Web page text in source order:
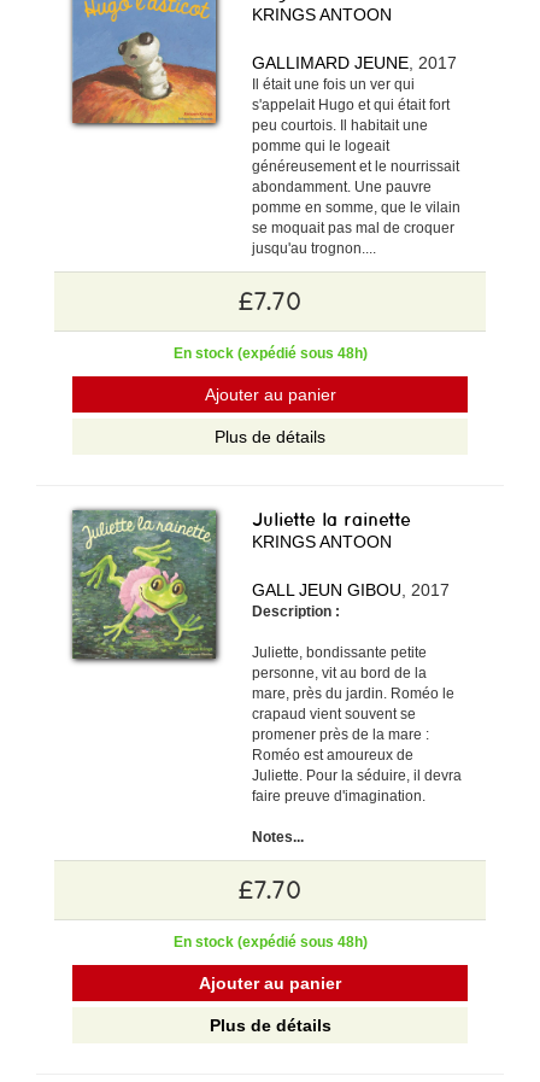
KRINGS ANTOON
GALLIMARD JEUNE , 2017
Il était une fois un ver qui
s'appelait Hugo et qui était fort
peu courtois. Il habitait une
pomme qui le logeait
généreusement et le nourrissait
abondamment. Une pauvre
pomme en somme, que le vilain
se moquait pas mal de croquer
jusqu'au trognon....
£7.70
En stock (expédié sous 48h)
Ajouter au panier
Plus de détails
Juliette la rainette
KRINGS ANTOON
GALL JEUN GIBOU , 2017
Description :
Juliette, bondissante petite
personne, vit au bord de la
mare, près du jardin. Roméo le
crapaud vient souvent se
promener près de la mare :
Roméo est amoureux de
Juliette. Pour la séduire, il devra
faire preuve d'imagination.
Notes...
£7.70
En stock (expédié sous 48h)
Ajouter au panier
Plus de détails